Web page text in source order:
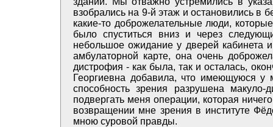
взобрались на 9-й этаж и остановились в
какие-то доброжелательные люди,
было спуститься вниз и через
небольшое ожидание у дверей кабинета
амбулаторной карте, она очень
дистрофия - как была, так и осталась,
Георгиевна добавила, что имеющуюся у
способность зрения разрушена
подвергать меня операции, которая
возвращении мне зрения в институте
мною суровой правды.